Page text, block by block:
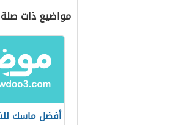
مواضيع ذات
أفضل ماسك